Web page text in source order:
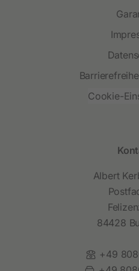
Cookie-
Albert
84428
Telefon:
+49